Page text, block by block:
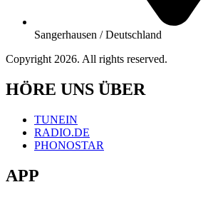
Sangerhausen / Deutschland
Copyright 2026. All rights reserved.
HÖRE UNS ÜBER
TUNEIN
RADIO.DE
PHONOSTAR
APP